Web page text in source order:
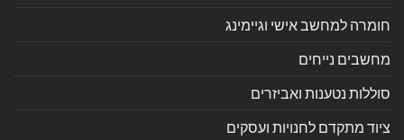
חומרה למחשב אישי וגיימינג
מחשבים נייחים
סוללות נטענות ואביזרים
ציוד מתקדם לחנויות ועסקים